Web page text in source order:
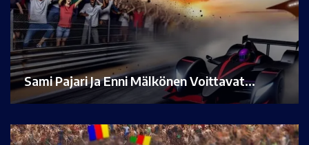
Sami Pajari Ja Enni Mälkönen Voittavat…